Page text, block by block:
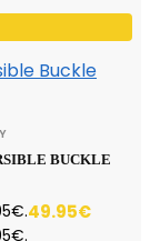
BUCKLE
49.95€